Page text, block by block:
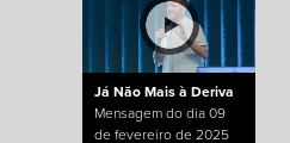
Já Não Mais à Deriva
Mensagem do dia 09
de fevereiro de 2025